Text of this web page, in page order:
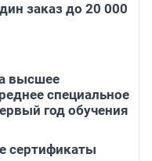
заказ до 20 000
высшее
специальное
год обучения
сертификаты